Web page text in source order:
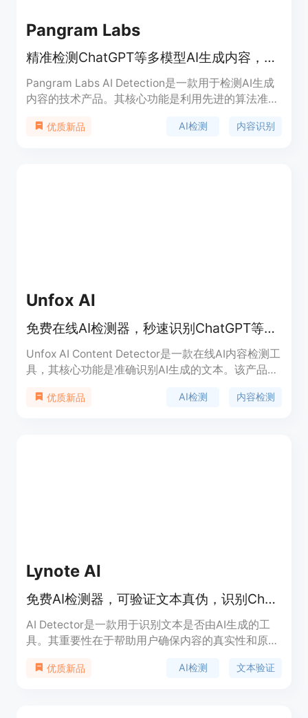
Pangram Labs
精准检测ChatGPT等多模型AI生成内容，支持20+语言，准确率超99.98%
Pangram Labs AI Detection是一款用于检测AI生成
内容的技术产品。其核心功能是利用先进的算法准确
生成内容在各个领域的广泛应用，检测其来源变得至
优质新品 AI检测 内容识别
Unfox AI
免费在线AI检测器，秒速识别ChatGPT等生成内容，高精准多语言支持
Unfox AI Content Detector是一款在线AI内容检测工
具，其核心功能是准确识别AI生成的文本。该产品基
重要性在于保护内容的原创性，在当前AI广泛应用的
优质新品 AI检测 内容检测
Lynote AI
免费AI检测器，可验证文本真伪，识别ChatGPT、Gemini等模型内容
AI Detector是一款用于识别文本是否由AI生成的工
具。其重要性在于帮助用户确保内容的真实性和原创
99%的准确率、能够检测多种先进AI模型、支持多语
优质新品 AI检测 文本验证